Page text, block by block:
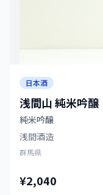
日本酒
浅間山 純米吟醸
純米吟醸
浅間酒造
群馬県
¥2,040